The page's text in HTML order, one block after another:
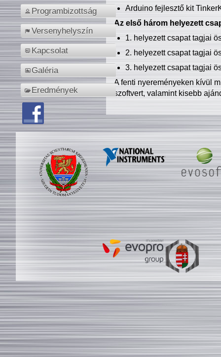
Programbizottság
Versenyhelyszín
Kapcsolat
Galéria
Eredmények
Arduino fejlesztő kit
Az első három helyezett
1. helyezett csapat tagjai
2. helyezett csapat tagjai
3. helyezett csapat tagjai
A fenti nyereményeken kívül
szoftvert, valamint kisebb